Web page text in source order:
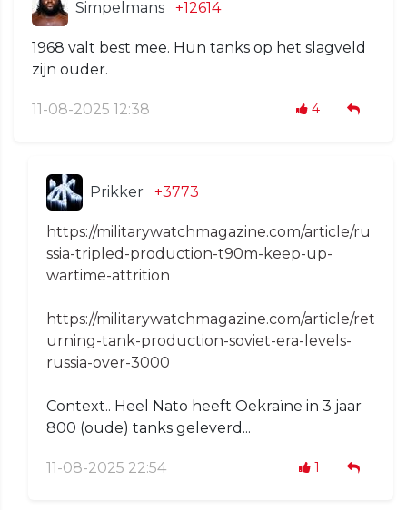
Simpelmans +12614
1968 valt best mee. Hun tanks op het slagveld
zijn ouder.
11-08-2025 12:38 4
Prikker +3773
https://militarywatchmagazine.com/article/ru
ssia-tripled-production-t90m-keep-up-
wartime-attrition
https://militarywatchmagazine.com/article/ret
urning-tank-production-soviet-era-levels-
russia-over-3000
Context.. Heel Nato heeft Oekraïne in 3 jaar
800 (oude) tanks geleverd...
11-08-2025 22:54 1